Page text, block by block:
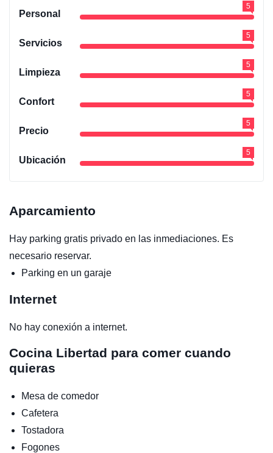
Personal
5
Servicios
5
Limpieza
5
Confort
5
Precio
5
Ubicación
5
Aparcamiento
Hay parking gratis privado en las inmediaciones. Es
necesario reservar.
Parking en un garaje
Internet
No hay conexión a internet.
Cocina Libertad para comer cuando
quieras
Mesa de comedor
Cafetera
Tostadora
Fogones